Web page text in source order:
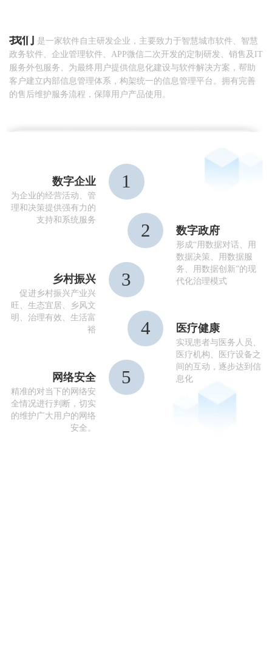
我们 是一家软件自主研发企业，主要致力于智慧城市软件、智慧
政务软件、企业管理软件、APP微信二次开发的定制研发、销售及IT
服务外包服务、为最终用户提供信息化建设与软件解决方案，帮助
客户建立内部信息管理体系，构架统一的信息管理平台。拥有完善
的售后维护服务流程，保障用户产品使用。
数字企业
为企业的经营活动、管
理和决策提供强有力的
支持和系统服务
1
2 数字政府
形成“用数据对话、用
数据决策、用数据服
务、用数据创新”的现
代化治理模式
乡村振兴
促进乡村振兴产业兴
旺、生态宜居、乡风文
明、治理有效、生活富
裕
3
4 医疗健康
实现患者与医务人员、
医疗机构、医疗设备之
间的互动，逐步达到信
息化
网络安全
精准的对当下的网络安
全情况进行判断，切实
的维护广大用户的网络
安全。
5